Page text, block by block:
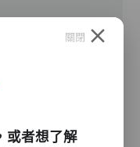
關閉
或者想了解